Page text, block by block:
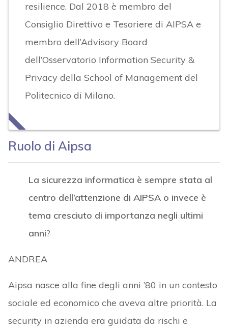
resilience. Dal 2018 è membro del
Consiglio Direttivo e Tesoriere di AIPSA e
membro dell’Advisory Board
dell’Osservatorio Information Security &
Privacy della School of Management del
Politecnico di Milano.
Ruolo di Aipsa
La sicurezza informatica è sempre stata al
centro dell’attenzione di AIPSA o invece è
tema cresciuto di importanza negli ultimi
anni?
ANDREA
Aipsa nasce alla fine degli anni ’80 in un contesto
sociale ed economico che aveva altre priorità. La
security in azienda era guidata da rischi e